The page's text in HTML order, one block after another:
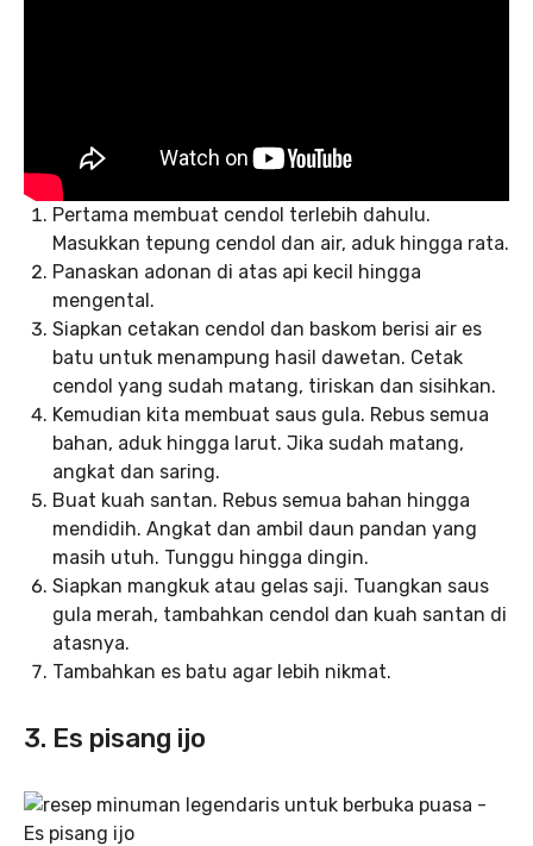
Pertama membuat cendol terlebih dahulu.
Masukkan tepung cendol dan air, aduk hingga rata.
Panaskan adonan di atas api kecil hingga
mengental.
Siapkan cetakan cendol dan baskom berisi air es
batu untuk menampung hasil dawetan. Cetak
cendol yang sudah matang, tiriskan dan sisihkan.
Kemudian kita membuat saus gula. Rebus semua
bahan, aduk hingga larut. Jika sudah matang,
angkat dan saring.
Buat kuah santan. Rebus semua bahan hingga
mendidih. Angkat dan ambil daun pandan yang
masih utuh. Tunggu hingga dingin.
Siapkan mangkuk atau gelas saji. Tuangkan saus
gula merah, tambahkan cendol dan kuah santan di
atasnya.
Tambahkan es batu agar lebih nikmat.
3. Es pisang ijo